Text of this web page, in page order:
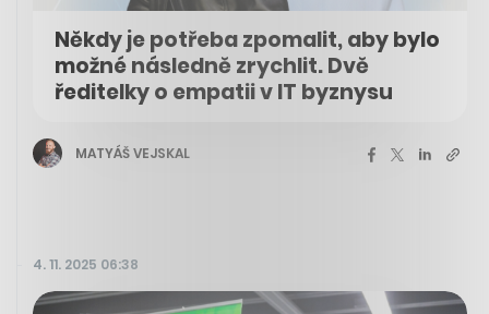
Někdy je potřeba zpomalit, aby bylo
možné následně zrychlit. Dvě
ředitelky o empatii v IT byznysu
MATYÁŠ VEJSKAL
4. 11. 2025 06:38